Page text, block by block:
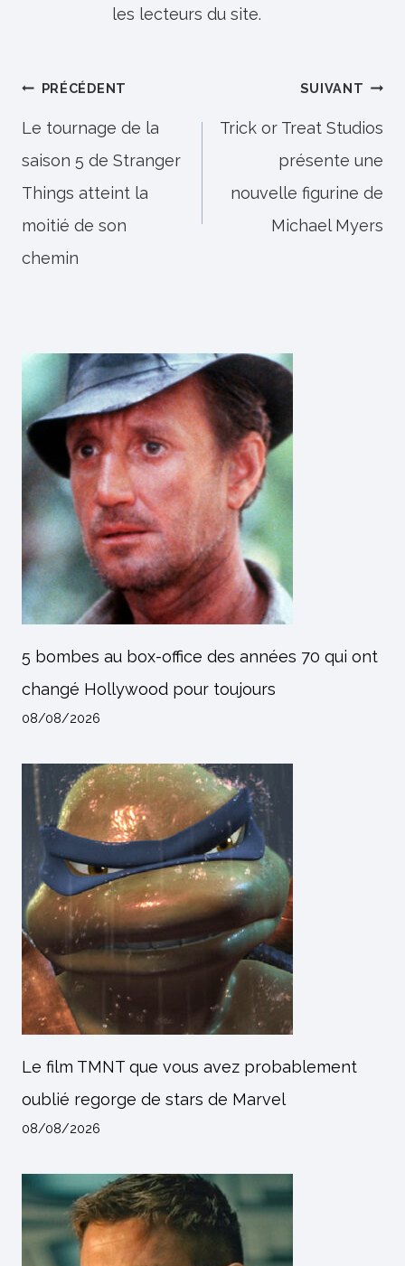
les lecteurs du site.
Navigation
de
l’article
PRÉCÉDENT
Le tournage de la
saison 5 de Stranger
Things atteint la
moitié de son
chemin
SUIVANT
Trick or Treat Studios
présente une
nouvelle figurine de
Michael Myers
5 bombes au box-office des années 70 qui ont
changé Hollywood pour toujours
08/08/2026
Le film TMNT que vous avez probablement
oublié regorge de stars de Marvel
08/08/2026